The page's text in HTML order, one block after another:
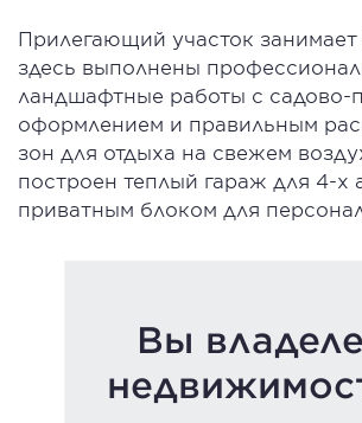
Прилегающий участок занимает
здесь выполнены
ландшафтные работы с садово-
оформлением и правильным
зон для отдыха на свежем
построен теплый гараж для 4-х
приватным блоком для
Вы